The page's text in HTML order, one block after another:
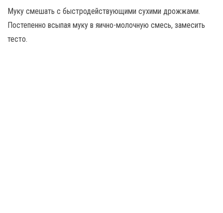
Муку смешать с быстродействующими сухими дрожжами.
Постепенно всыпая муку в яично-молочную смесь, замесить
тесто.